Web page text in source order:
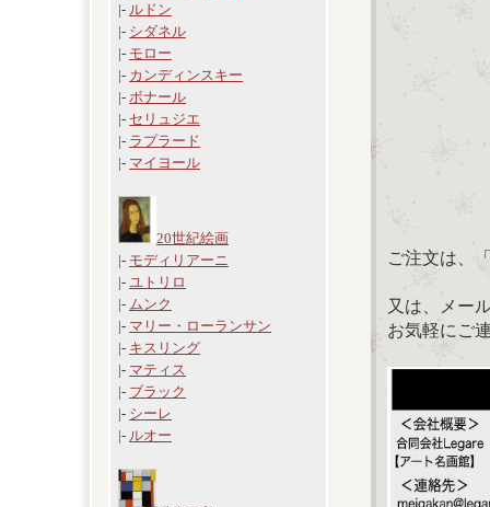
|- ルドン
|- シダネル
|- モロー
|- カンディンスキー
|- ボナール
|- セリュジエ
|- ラプラード
|- マイヨール
20世紀絵画
|- モディリアーニ
|- ユトリロ
|- ムンク
|- マリー・ローランサン
|- キスリング
|- マティス
|- ブラック
|- シーレ
|- ルオー
ご注文は、
又は、メー
お気軽にご